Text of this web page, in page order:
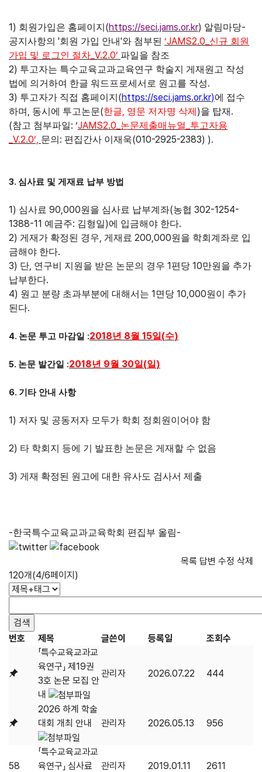
1) 회원가입은 홈페이지 (https://seci.jams.or.kr) 알림마당-
공지사항의 '회원 가입 안내'와 첨부된 ‘JAMS2.0_ 신규 회원
가입 및 로그인 절차 _V.2.0’ 파일을 참조
2) 투고자는 특수교육교과교육연구 학술지 게재원고 작성
법에 의거하여 한글 워드프로세서로 원고를 작성.
3) 투고자가 직접 홈페이지 (https://seci.jams.or.kr)에 접수
하며 , 동시에 투고논문(한글, 영문 저자명 삭제 )을 탑재 .
(참고 첨부파일: ‘JAMS2.0_ 논문제출매뉴얼 투고자용
_V.2.0’, 문의 : 편집간사 이재욱(010-2925-2383) ).
3. 심사료 및 게재료 납부 방법
1) 심사료 90,000원을 심사료 납부계좌(농협 302-1254-
1388-11 예금주: 김형일)에 입금해야 한다.
2) 게재가 확정된 경우, 게재료 200,000원을 학회계좌로 입
금해야 한다.
3) 단, 연구비 지원을 받은 논문의 경우 1편당 10만원을 추가
납부한다.
4) 원고 분량 초과부분에 대해서는 1 면당 10,000원이 추가
된다.
4. 논문 투고 마감일 :2018년 8월 15일 (수)
5. 논문 발간일 :2018년 9월 30일 (일 )
6. 기타 안내 사항
1) 저자 및 공동저자 모두가 학회 정회원이어야 함
2) 타 학회지 등에 기 발표한 논문은 게재할 수 없음
3) 게재 확정된 원고에 대한 유사도 검사서 제출
-한국특수교육교과교육학회 편집부 올림-
목록 답변 수정 삭제
120개(4/6페이지)
번호 제목 글쓴이 등록일
조회수
「특수교육교과교
육연구」 제19권
3호 논문 모집 안
내
관리자 2026.07.22 444
2026 하계 학술
대회 개최 안내
관리자 2026.05.13 956
58
「특수교육교과교
육연구」 심사료
관리자 2019.01.11 2611